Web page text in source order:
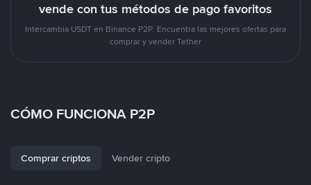
vende con tus métodos de pago favoritos
Intercambia USDT en Binance P2P. Encuentra las mejores ofertas para
comprar y vender Tether
CÓMO FUNCIONA P2P
Comprar criptos Vender cripto